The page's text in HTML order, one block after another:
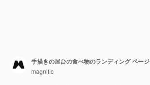
手描きの屋台の食べ物のランディング ページ
magnific